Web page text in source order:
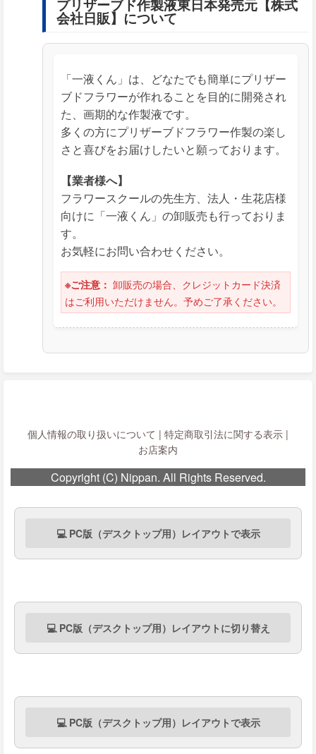
プリザーブド作製液東日本発売元【株式
会社日販】について
「一液くん」は、どなたでも簡単にプリザー
ブドフラワーが作れることを目的に開発され
た、画期的な作製液です。
多くの方にプリザーブドフラワー作製の楽し
さと喜びをお届けしたいと願っております。
【業者様へ】
フラワースクールの先生方、法人・生花店様
向けに「一液くん」の卸販売も行っておりま
す。
お気軽にお問い合わせください。
※ご注意： 卸販売の場合、クレジットカード決済
はご利用いただけません。予めご了承ください。
個人情報の取り扱いについて | 特定商取引法に関する表示 |
お店案内
Copyright (C) Nippan. All Rights Reserved.
💻 PC版（デスクトップ用）レイアウトで表示
💻 PC版（デスクトップ用）レイアウトに切り替え
💻 PC版（デスクトップ用）レイアウトで表示